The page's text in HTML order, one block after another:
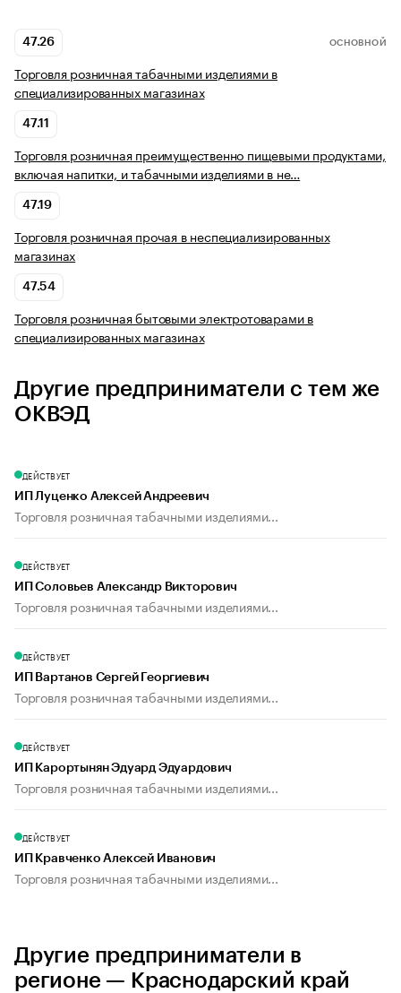
47.26 ОСНОВНОЙ
Торговля розничная табачными изделиями в
специализированных магазинах
47.11
Торговля розничная преимущественно пищевыми продуктами,
включая напитки, и табачными изделиями в не…
47.19
Торговля розничная прочая в неспециализированных
магазинах
47.54
Торговля розничная бытовыми электротоварами в
специализированных магазинах
Другие предприниматели с тем же
ОКВЭД
ДЕЙСТВУЕТ
ИП Луценко Алексей Андреевич
Торговля розничная табачными изделиями...
ДЕЙСТВУЕТ
ИП Соловьев Александр Викторович
Торговля розничная табачными изделиями...
ДЕЙСТВУЕТ
ИП Вартанов Сергей Георгиевич
Торговля розничная табачными изделиями...
ДЕЙСТВУЕТ
ИП Карортынян Эдуард Эдуардович
Торговля розничная табачными изделиями...
ДЕЙСТВУЕТ
ИП Кравченко Алексей Иванович
Торговля розничная табачными изделиями...
Другие предприниматели в
регионе — Краснодарский край